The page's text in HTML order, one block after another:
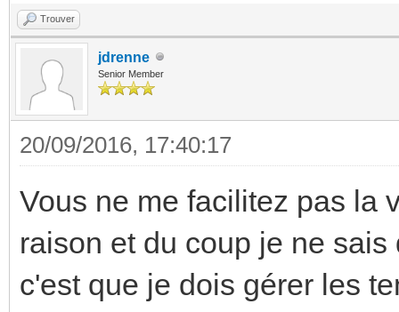
Trouver
jdrenne
Senior Member
20/09/2016, 17:40:17
Vous ne me facilitez pas la
raison et du coup je ne
c'est que je dois gérer les